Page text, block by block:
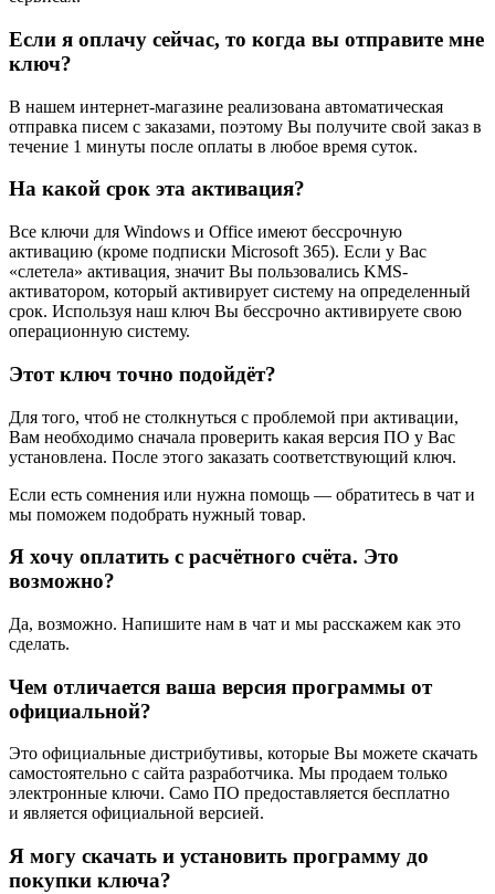
Если я оплачу сейчас, то когда вы отправите мне
ключ?
В нашем интернет-магазине реализована автоматическая
отправка писем с заказами, поэтому Вы получите свой заказ в
течение 1 минуты после оплаты в любое время суток.
На какой срок эта активация?
Все ключи для Windows и Office имеют бессрочную
активацию (кроме подписки Microsoft 365). Если у Вас
«слетела» активация, значит Вы пользовались KMS-
активатором, который активирует систему на определенный
срок. Используя наш ключ Вы бессрочно активируете свою
операционную систему.
Этот ключ точно подойдёт?
Для того, чтоб не столкнуться с проблемой при активации,
Вам необходимо сначала проверить какая версия ПО у Вас
установлена. После этого заказать соответствующий ключ.
Если есть сомнения или нужна помощь — обратитесь в чат и
мы поможем подобрать нужный товар.
Я хочу оплатить с расчётного счёта. Это
возможно?
Да, возможно. Напишите нам в чат и мы расскажем как это
сделать.
Чем отличается ваша версия программы от
официальной?
Это официальные дистрибутивы, которые Вы можете скачать
самостоятельно с сайта разработчика. Мы продаем только
электронные ключи. Само ПО предоставляется бесплатно
и является официальной версией.
Я могу скачать и установить программу до
покупки ключа?